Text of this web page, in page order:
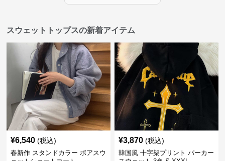
スウェットトップスの新着アイテム
¥6,540 (税込)
春新作 スタンドカラー ボアスウ
¥3,870 (税込)
韓国風 十字架プリント パーカー